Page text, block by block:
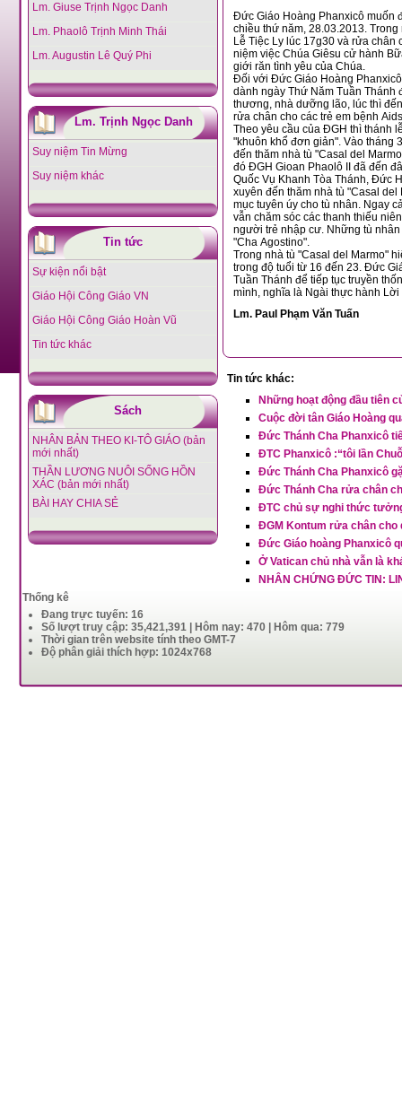
Lm. Giuse Trịnh Ngọc Danh
Lm. Phaolô Trịnh Minh Thái
Lm. Augustin Lê Quý Phi
Lm. Trịnh Ngọc Danh
Suy niệm Tin Mừng
Suy niệm khác
Tin tức
Sự kiện nổi bật
Giáo Hội Công Giáo VN
Giáo Hội Công Giáo Hoàn Vũ
Tin tức khác
Sách
NHÂN BẢN THEO KI-TÔ GIÁO (bản
mới nhất)
THẦN LƯƠNG NUÔI SỐNG HỒN
XÁC (bản mới nhất)
BÀI HAY CHIA SẺ
Đức Giáo Hoàng Phanxicô muốn đến thăm nhà tù giam
chiều thứ năm, 28.03.2013. Trong nhà tù "Casal del Marmo" ĐGH sẽ
Lễ Tiệc Ly lúc 17g30 và rửa chân cho 12 tù nhân trẻ tuổi từ 16 đến 23, để tưởng
niệm việc Chúa Giêsu cử hành Bữa Tiệc Ly với 12 môn đệ của Ngài và thực hành
giới răn tình yêu của Chúa.
Đối với Đức Giáo Hoàng Phanxicô, từ khi còn là TGM của Buenos
dành ngày Thứ Năm Tuần Thánh đến với người nghèo hoặc tù
thương, nhà dưỡng lão, lúc thì đến nhà tù hoặc đến với khu ổ chuột. Một lần Ngài
rửa chân cho các trẻ em bệnh Aids và kính cẩn cúi xuống hôn chân của các em.
Theo yêu cầu của ĐGH thì thánh lễ tại "Casal del Marmo" được cử hành trong một
"khuôn khổ đơn giản". Vào tháng 3 năm 2007, khi còn tại vị ĐGH Bênêđictô XVI đã
đến thăm nhà tù "Casal del Marmo" và
Quốc Vụ Khanh Tòa Thánh, Đức Hồng Y Agostino Casaroli (1914-
xuyên đến thăm nhà tù "Casal del Marmo" trong 30 năm liền để phục vụ như một linh
mục tuyên úy cho tù nhân. Ngay cả sau khi nghỉ hưu vào năm 1990 ĐHY Casaroli
vẫn chăm sóc các thanh thiếu niên phạm tội - nhiều người trong số họ là những
người trẻ nhập cư. Những tù nhân trẻ thương yêu gọi ngài một cách rất thân mật là
"Cha Agostino".
Trong nhà tù "Casal del Marmo" hiện nay đang giam giữ thanh thiếu niên nam và nữ
trong độ tuổi từ 16 đến 23. Đức Giáo Hoàng Phanxicô thăm nhà tù vào Thứ Năm
Tuần Thánh để tiếp tục truyền thống "sống với người nghèo và tù nhân" của riêng
mình, nghĩa là Ngài
Lm. Paul Phạm Văn Tuấn
Tin tức khác:
Những hoạt động đầu tiên
Cuộc đời tân Giáo Hoàng
Đức Thánh Cha Phanxicô
ĐTC Phanxicô :“tôi lần
Đức Thánh Cha Phanxicô
Đức Thánh Cha rửa chân
ĐTC chủ sự nghi thức
ĐGM Kontum rửa chân cho
Đức Giáo hoàng Phanxicô
Ở Vatican chủ nhà vẫn là
NHÂN CHỨNG ĐỨC TIN:
Thống kê
Đang trực tuyến: 16
Số lượt truy cập: 35,421,391 | Hôm nay: 470 | Hôm qua: 779
Thời gian trên website tính theo GMT-7
Độ phân giải thích hợp: 1024x768